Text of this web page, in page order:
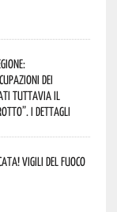
dei
tuttavia il
I dettagli
Vigili del fuoco